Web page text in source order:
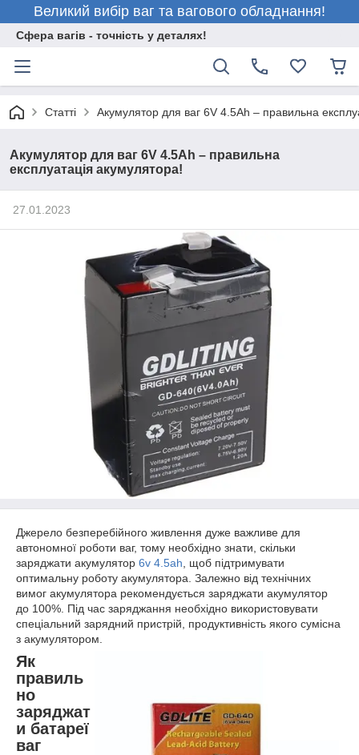
Великий вибір ваг та вагового обладнання!
Сфера вагів - точність у деталях!
Статті Акумулятор для ваг 6V 4.5Ah – правильна
Акумулятор для ваг 6V 4.5Ah – правильна
експлуатація акумулятора!
27.01.2023
Джерело безперебійного живлення дуже важливе для
автономної роботи ваг, тому необхідно знати, скільки
заряджати акумулятор 6v 4.5ah , щоб підтримувати
оптимальну роботу акумулятора. Залежно від технічних
вимог акумулятора рекомендується заряджати акумулятор
до 100%. Під час заряджання необхідно використовувати
спеціальний зарядний пристрій, продуктивність якого сумісна
з акумулятором.
Як
правиль
но
заряджат
и батареї
ваг